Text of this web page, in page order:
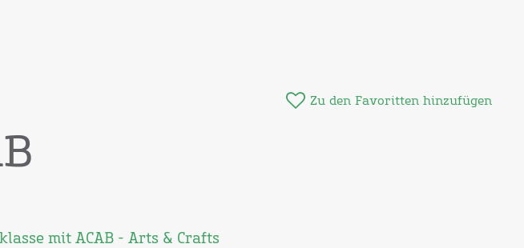
Zu den Favoritten hinzufügen
mit ACAB - Arts & Crafts